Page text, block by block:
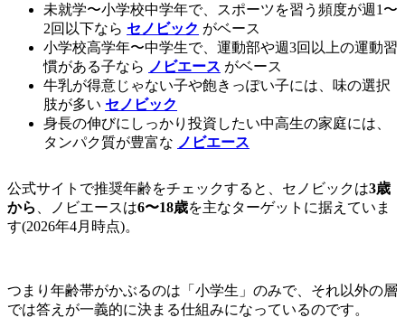
未就学〜小学校中学年で、スポーツを習う頻度が週1〜
2回以下なら セノビック がベース
小学校高学年〜中学生で、運動部や週3回以上の運動習
慣がある子なら ノビエース がベース
牛乳が得意じゃない子や飽きっぽい子には、味の選択
肢が多い セノビック
身長の伸びにしっかり投資したい中高生の家庭には、
タンパク質が豊富な ノビエース
公式サイトで推奨年齢をチェックすると、セノビックは3歳
から
、ノビエースは6〜18歳を主なターゲットに据えていま
す(2026年4月時点)。
つまり年齢帯がかぶるのは「小学生」のみで、それ以外の層
では答えが一義的に決まる仕組みになっているのです。